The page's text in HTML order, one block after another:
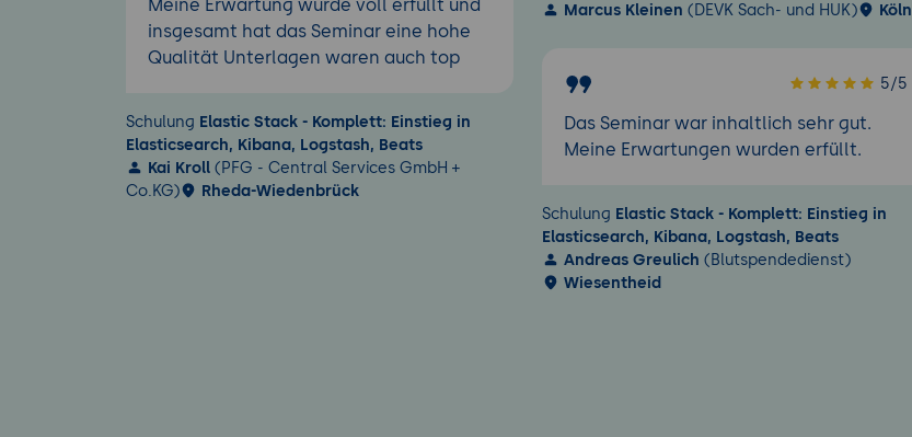
Meine Erwartung wurde voll erfüllt und
insgesamt hat das Seminar eine hohe
Qualität Unterlagen waren auch top
Schulung Elastic Stack - Komplett: Einstieg in
Elasticsearch, Kibana, Logstash, Beats
Kai Kroll (PFG - Central Services GmbH +
Co.KG)
Rheda-Wiedenbrück
Marcus Kleinen (DEVK Sach- und HUK) Köln
5/5
Das Seminar war inhaltlich sehr gut.
Meine Erwartungen wurden erfüllt.
Schulung Elastic Stack - Komplett: Einstieg in
Elasticsearch, Kibana, Logstash, Beats
Andreas Greulich (Blutspendedienst)
Wiesentheid